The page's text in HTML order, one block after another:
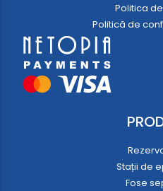
Politica
Politică de
Stații de
Fose